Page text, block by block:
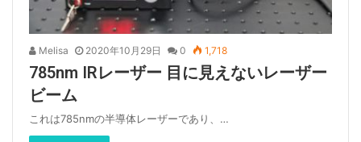
Melisa 2020年10月29日 0 1,718
785nm IRレーザー 目に見えないレーザー
ビーム
これは785nmの半導体レーザーであり、…